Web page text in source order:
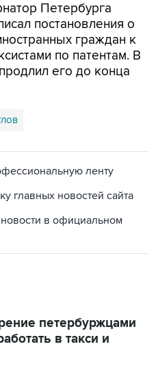
Петербурга
постановления о
граждан к
по патентам. В
его до конца
ленту
главных новостей сайта
в официальном
петербуржцами
в такси и